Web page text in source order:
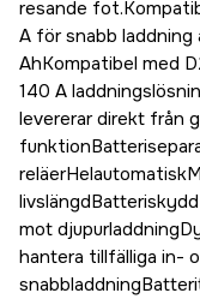
resande
A för snabb
AhKompatibel med
140 A
levererar direkt från
mot
hantera tillfälliga in-